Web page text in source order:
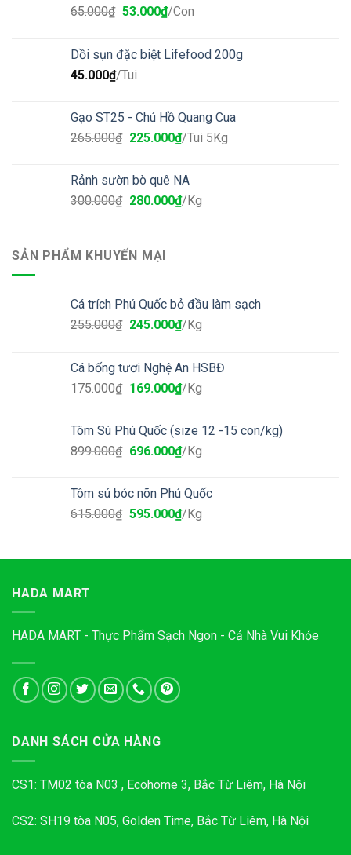
65.000₫ 53.000₫/Con
Dồi sụn đặc biệt Lifefood 200g
45.000₫/Tui
Gạo ST25 - Chú Hồ Quang Cua
265.000₫ 225.000₫/Tui 5Kg
Rảnh sườn bò quê NA
300.000₫ 280.000₫/Kg
SẢN PHẨM KHUYẾN MẠI
Cá trích Phú Quốc bỏ đầu làm sạch
255.000₫ 245.000₫/Kg
Cá bống tươi Nghệ An HSBĐ
175.000₫ 169.000₫/Kg
Tôm Sú Phú Quốc (size 12 -15 con/kg)
899.000₫ 696.000₫/Kg
Tôm sú bóc nõn Phú Quốc
615.000₫ 595.000₫/Kg
HADA MART
HADA MART - Thực Phẩm Sạch Ngon - Cả Nhà Vui Khỏe
DANH SÁCH CỬA HÀNG
CS1: TM02 tòa N03 , Ecohome 3, Bắc Từ Liêm, Hà Nội
CS2: SH19 tòa N05, Golden Time, Bắc Từ Liêm, Hà Nội